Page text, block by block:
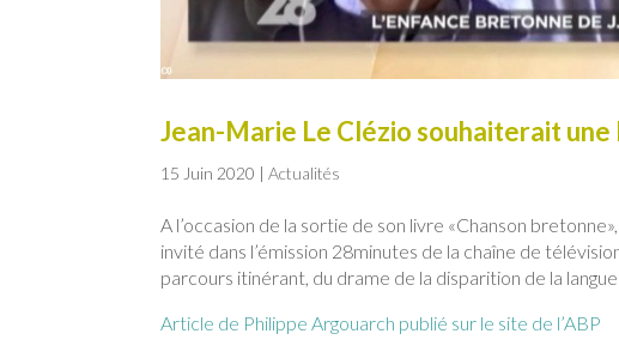
Jean-Marie Le Clézio souhaiterait
15 Juin 2020 |Actualités
A l’occasion de la sortie de son livre «Chanson
invité dans l’émission 28minutes de la chaîne de
parcours itinérant, du drame de la disparition de la
Article de Philippe Argouarch publié sur le site de l’ABP